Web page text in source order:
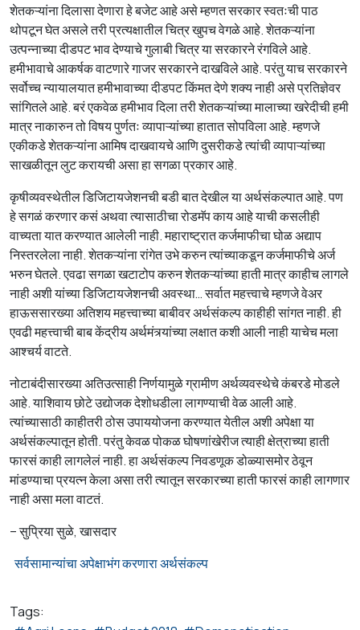
शेतकऱ्यांना दिलासा देणारा हे बजेट आहे असे म्हणत सरकार स्वतःची पाठ
थोपटून घेत असले तरी प्रत्यक्षातील चित्र खुपच वेगळे आहे. शेतकऱ्यांना
उत्पन्नाच्या दीडपट भाव देण्याचे गुलाबी चित्र या सरकारने रंगविले आहे.
हमीभावाचे आकर्षक वाटणारे गाजर सरकारने दाखविले आहे. परंतु याच सरकारने
सर्वोच्च न्यायालयात हमीभावाच्या दीडपट किंमत देणे शक्य नाही असे प्रतिज्ञेवर
सांगितले आहे. बरं एकवेळ हमीभाव दिला तरी शेतकऱ्यांच्या मालाच्या खरेदीची हमी
मात्र नाकारुन तो विषय पुर्णतः व्यापाऱ्यांच्या हातात सोपविला आहे. म्हणजे
एकीकडे शेतकऱ्यांना आमिष दाखवायचे आणि दुसरीकडे त्यांची व्यापाऱ्यांच्या
साखळीतून लुट करायची असा हा सगळा प्रकार आहे.
कृषीव्यवस्थेतील डिजिटायजेशनची बडी बात देखील या अर्थसंकल्पात आहे. पण
हे सगळं करणार कसं अथवा त्यासाठीचा रोडमॅप काय आहे याची कसलीही
वाच्यता यात करण्यात आलेली नाही. महाराष्ट्रात कर्जमाफीचा घोळ अद्याप
निस्तरलेला नाही. शेतकऱ्यांना रांगेत उभे करुन त्यांच्याकडून कर्जमाफीचे अर्ज
भरुन घेतले. एवढा सगळा खटाटोप करुन शेतकऱ्यांच्या हाती मात्र काहीच लागले
नाही अशी यांच्या डिजिटायजेशनची अवस्था… सर्वात महत्त्वाचे म्हणजे वेअर
हाऊससारख्या अतिशय महत्त्वाच्या बाबीवर अर्थसंकल्प काहीही सांगत नाही. ही
एवढी महत्त्वाची बाब केंद्रीय अर्थमंत्र्यांच्या लक्षात कशी आली नाही याचेच मला
आश्चर्य वाटते.
नोटाबंदीसारख्या अतिउत्साही निर्णयामुळे ग्रामीण अर्थव्यवस्थेचे कंबरडे मोडले
आहे. याशिवाय छोटे उद्योजक देशोधडीला लागण्याची वेळ आली आहे.
त्यांच्यासाठी काहीतरी ठोस उपाययोजना करण्यात येतील अशी अपेक्षा या
अर्थसंकल्पातून होती. परंतु केवळ पोकळ घोषणांखेरीज त्याही क्षेत्राच्या हाती
फारसं काही लागलेलं नाही. हा अर्थसंकल्प निवडणूक डोळ्यासमोर ठेवून
मांडण्याचा प्रयत्न केला असा तरी त्यातून सरकारच्या हाती फारसं काही लागणार
नाही असा मला वाटतं.
– सुप्रिया सुळे, खासदार
सर्वसामान्यांचा अपेक्षाभंग करणारा अर्थसंकल्प
Tags: